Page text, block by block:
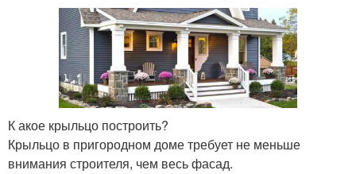
К акое крыльцо построить?
Крыльцо в пригородном доме требует не меньше
внимания строителя, чем весь фасад.